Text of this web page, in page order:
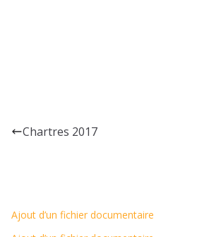
Chartres 2017
Ajout d’un fichier documentaire